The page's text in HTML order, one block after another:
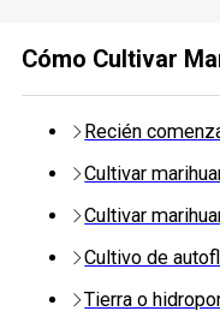
Cómo Cultivar
Recién
Cultivar
Cultivar
Cultivo de
Tierra o